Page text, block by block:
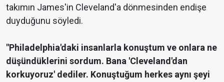
takımın James'in Cleveland'a dönmesinden endişe
duyduğunu söyledi.
"Philadelphia'daki insanlarla konuştum ve onlara ne
düşündüklerini sordum. Bana 'Cleveland'dan
korkuyoruz' dediler. Konuştuğum herkes aynı şeyi